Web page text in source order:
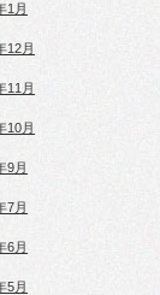
1月
12月
11月
10月
9月
7月
6月
5月